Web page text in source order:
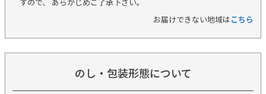
すので、 あらかじめご了承下さい。
お届けできない地域はこちら
のし・包装形態について